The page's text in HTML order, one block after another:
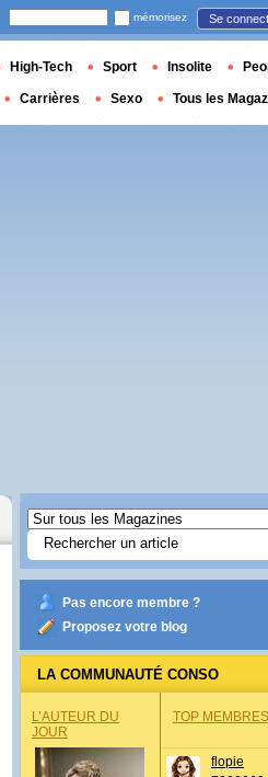
Pas encore membre ?
Proposez votre blog
LA COMMUNAUTÉ CONSO
L’AUTEUR DU
JOUR
TOP MEMBRES
flopie
mémorisez Se
High-Tech Sport Insolite
Carrières Sexo Tous les